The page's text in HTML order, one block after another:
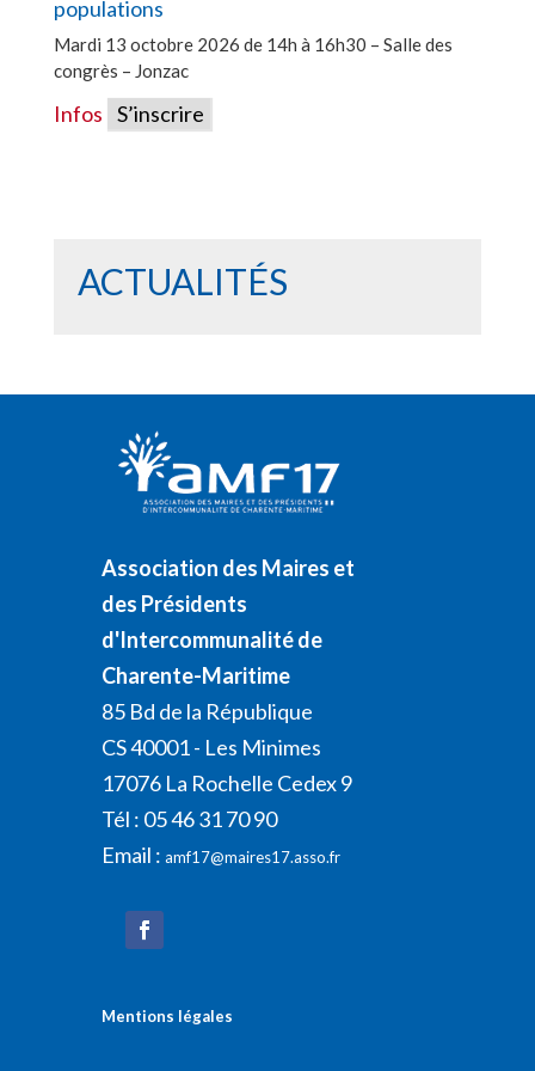
populations
Mardi 13 octobre 2026 de 14h à 16h30 – Salle des
congrès – Jonzac
Infos S’inscrire
ACTUALITÉS
Association des Maires et
des Présidents
d'Intercommunalité de
Charente-Maritime
85 Bd de la République
CS 40001 - Les Minimes
17076 La Rochelle Cedex 9
Tél : 05 46 31 70 90
Email : amf17@maires17.asso.fr
Mentions légales